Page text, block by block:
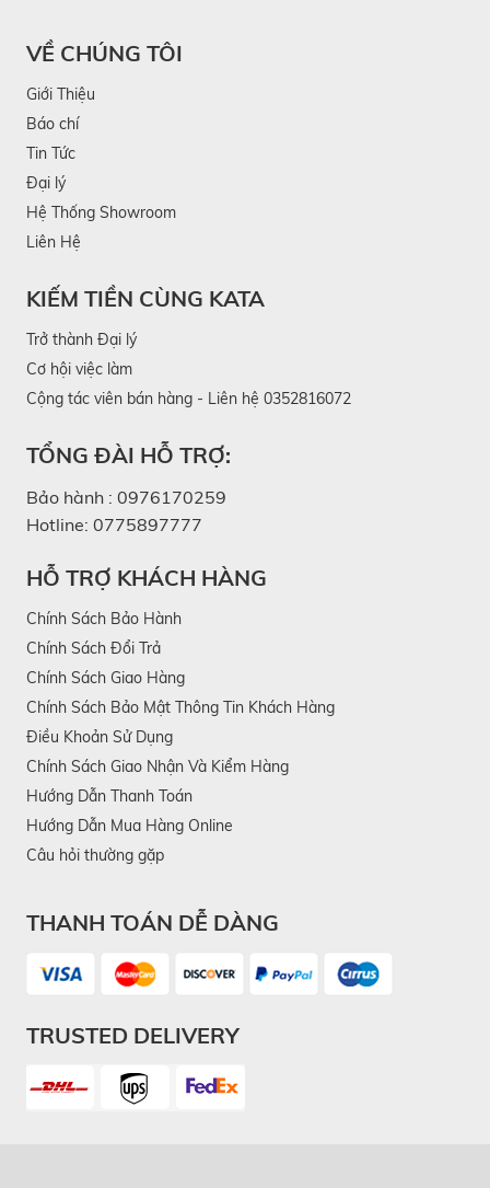
VỀ CHÚNG TÔI
Giới Thiệu
Báo chí
Tin Tức
Đại lý
Hệ Thống Showroom
Liên Hệ
KIẾM TIỀN CÙNG KATA
Trở thành Đại lý
Cơ hội việc làm
Cộng tác viên bán hàng - Liên hệ 0352816072
TỔNG ĐÀI HỖ TRỢ:
Bảo hành : 0976170259
Hotline: 0775897777
HỖ TRỢ KHÁCH HÀNG
Chính Sách Bảo Hành
Chính Sách Đổi Trả
Chính Sách Giao Hàng
Chính Sách Bảo Mật Thông Tin Khách Hàng
Điều Khoản Sử Dụng
Chính Sách Giao Nhận Và Kiểm Hàng
Hướng Dẫn Thanh Toán
Hướng Dẫn Mua Hàng Online
Câu hỏi thường gặp
THANH TOÁN DỄ DÀNG
TRUSTED DELIVERY